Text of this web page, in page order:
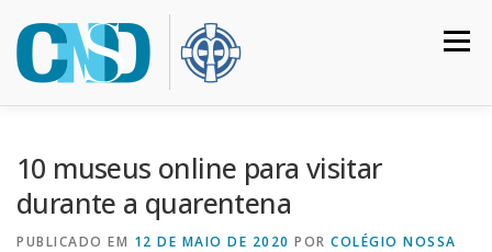
para
conteúdo
Menu
10 museus online para visitar
durante a quarentena
PUBLICADO EM 12 DE MAIO DE 2020 POR COLÉGIO NOSSA